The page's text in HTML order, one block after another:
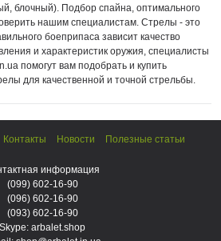
блочный). Подбор спайна, оптимального
нашим специалистам. Стрелы - это
боеприпаса зависит качество
и характеристик оружия, специалисты
помогут вам подобрать и купить
для качественной и точной стрельбы.
Контакты Новости Полезные статьи
информация
(099) 602-16-90
(096) 602-16-90
(093) 602-16-90
Skype: arbalet.shop